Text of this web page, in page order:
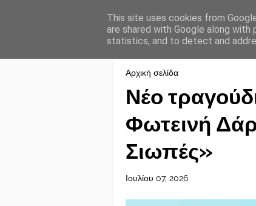
Αρχική σελίδα
Νέο
Φωτεινή
Σιωπές»
Ιουλίου 07, 2026
This site uses cookies from
are shared with Google along
statistics, and to detect and